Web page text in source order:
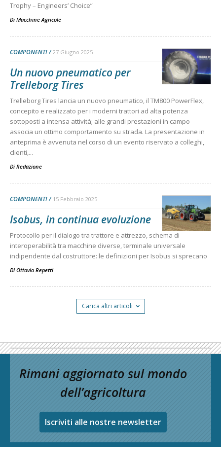
Trophy – Engineers’ Choice”
Di Macchine Agricole
COMPONENTI 27 Giugno 2025
Un nuovo pneumatico per
Trelleborg Tires
Trelleborg Tires lancia un nuovo pneumatico, il TM800 PowerFlex,
concepito e realizzato per i moderni trattori ad alta potenza
sottoposti a intensa attività; alle grandi prestazioni in campo
associa un ottimo comportamento su strada. La presentazione in
anteprima è avvenuta nel corso di un evento riservato a colleghi,
clienti,...
Di Redazione
COMPONENTI 15 Febbraio 2025
Isobus, in continua evoluzione
Protocollo per il dialogo tra trattore e attrezzo, schema di
interoperabilità tra macchine diverse, terminale universale
indipendente dal costruttore: le definizioni per Isobus si sprecano
Di Ottavio Repetti
Carica altri articoli
Rimani aggiornato sul mondo
dell’agricoltura
Iscriviti alle nostre newsletter